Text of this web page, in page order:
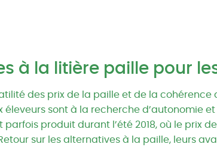
à la litière paille pour
des prix de la paille et de la
éleveurs sont à la recherche d’autonomie
parfois produit durant l’été 2018, où le prix
sur les alternatives à la paille, leurs